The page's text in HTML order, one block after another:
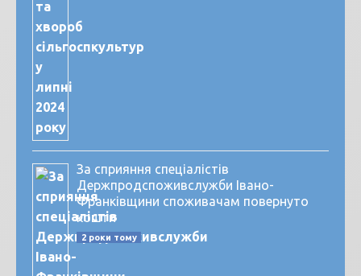
За сприяння спеціалістів
Держпродспоживслужби Івано-
Франківщини споживачам повернуто
кошти
2 роки тому